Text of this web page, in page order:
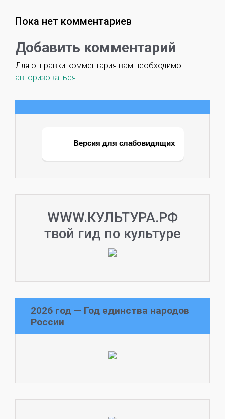
Пока нет комментариев
Добавить комментарий
Для отправки комментария вам необходимо
авторизоваться.
Версия для слабовидящих
WWW.КУЛЬТУРА.РФ
твой гид по культуре
2026 год — Год единства народов
России